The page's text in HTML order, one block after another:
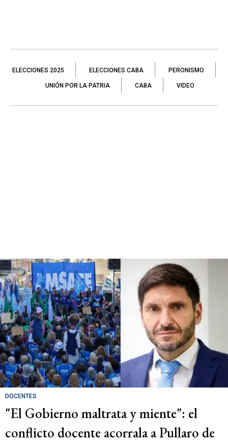
ELECCIONES 2025 ELECCIONES CABA PERONISMO
UNIÓN POR LA PATRIA CABA VIDEO
DOCENTES
"El Gobierno maltrata y miente": el
conflicto docente acorrala a Pullaro de